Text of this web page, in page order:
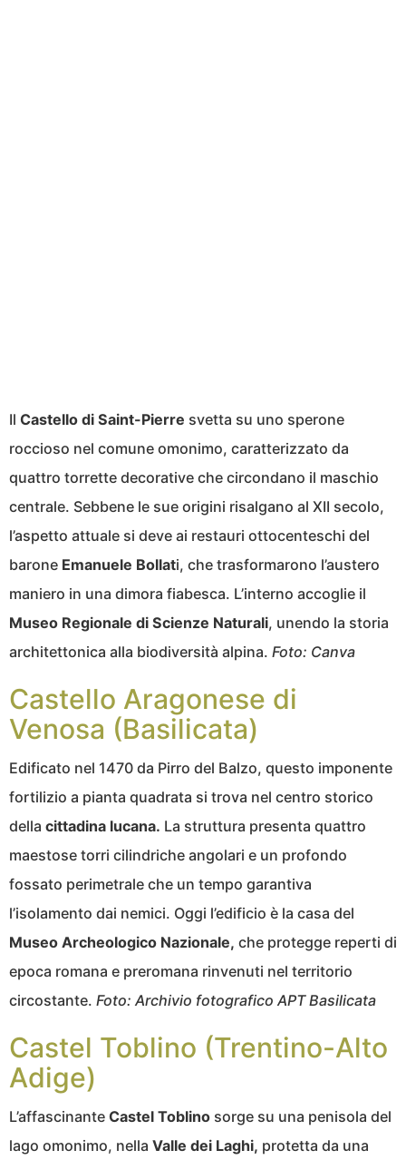
Il Castello di Saint-Pierre svetta su uno sperone
roccioso nel comune omonimo, caratterizzato da
quattro torrette decorative che circondano il maschio
centrale. Sebbene le sue origini risalgano al XII secolo,
l’aspetto attuale si deve ai restauri ottocenteschi del
barone Emanuele Bollati, che trasformarono l’austero
maniero in una dimora fiabesca. L’interno accoglie il
Museo Regionale di Scienze Naturali, unendo la storia
architettonica alla biodiversità alpina. Foto: Canva
Castello Aragonese di
Venosa (Basilicata)
Edificato nel 1470 da Pirro del Balzo, questo imponente
fortilizio a pianta quadrata si trova nel centro storico
della cittadina lucana. La struttura presenta quattro
maestose torri cilindriche angolari e un profondo
fossato perimetrale che un tempo garantiva
l’isolamento dai nemici. Oggi l’edificio è la casa del
Museo Archeologico Nazionale, che protegge reperti di
epoca romana e preromana rinvenuti nel territorio
circostante. Foto: Archivio fotografico APT Basilicata
Castel Toblino (Trentino-Alto
Adige)
L’affascinante Castel Toblino sorge su una penisola del
lago omonimo, nella Valle dei Laghi, protetta da una